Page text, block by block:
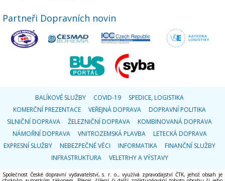
Partneři Dopravních novin
BALÍKOVÉ SLUŽBY COVID-19
SPEDICE, LOGISTIKA
KOMERČNÍ PREZENTACE
VEŘEJNÁ DOPRAVA
DOPRAVNÍ POLITIKA
SILNIČNÍ DOPRAVA
ŽELEZNIČNÍ DOPRAVA
KOMBINOVANÁ DOPRAVA
NÁMOŘNÍ DOPRAVA
VNITROZEMSKÁ PLAVBA
LETECKÁ DOPRAVA
EXPRESNÍ SLUŽBY
NEBEZPEČNÉ VĚCI INFORMATIKA
FINANČNÍ SLUŽBY
INFRASTRUKTURA
VELETRHY A VÝSTAVY
Společnost České dopravní vydavatelství, s. r. o., využívá zpravodajství ČTK, jehož obsah je